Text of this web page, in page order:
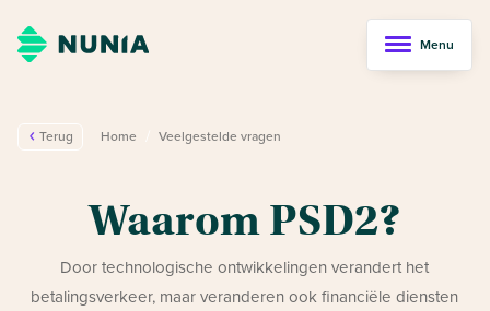
Menu
Terug Home Veelgestelde vragen
Waarom PSD2?
Door technologische ontwikkelingen verandert het
betalingsverkeer, maar veranderen ook financiële diensten